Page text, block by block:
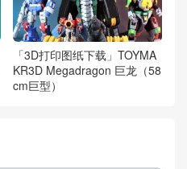
「3D打印图纸下载」TOYMA
KR3D Megadragon 巨龙（58
cm巨型）